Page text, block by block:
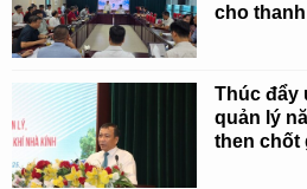
cho
Thúc đẩy
quản lý
then chốt